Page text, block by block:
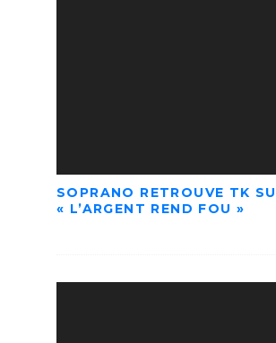
SOPRANO RETROUVE TK
« L’ARGENT REND FOU »